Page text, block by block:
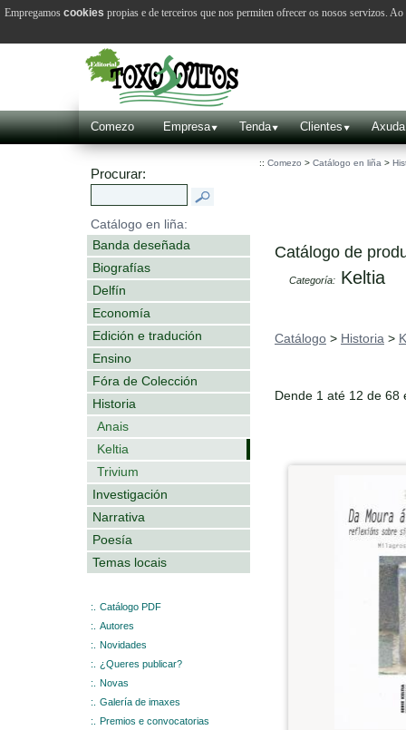
Comezo Empresa Tenda Clientes Axuda
Procurar:
Catálogo en liña:
Banda deseñada
Biografías
Delfín
Economía
Edición e tradución
Ensino
Fóra de Colección
Historia
Anais
Keltia
Trivium
Investigación
Narrativa
Poesía
Temas locais
:.
Catálogo PDF
:.
Autores
:.
Novidades
:.
¿Queres publicar?
:.
Novas
:.
Galería de imaxes
:.
Premios e convocatorias
:: Comezo > Catálogo en liña >
Catálogo de
Categoría: Keltia
Catálogo > Historia >
Dende 1 até 12 de 68
Empregamos cookies propias e de terceiros que nos permiten ofrecer os nosos servizos.